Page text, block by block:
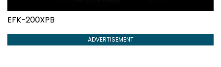
EFK-200XPB
ADVERTISEMENT